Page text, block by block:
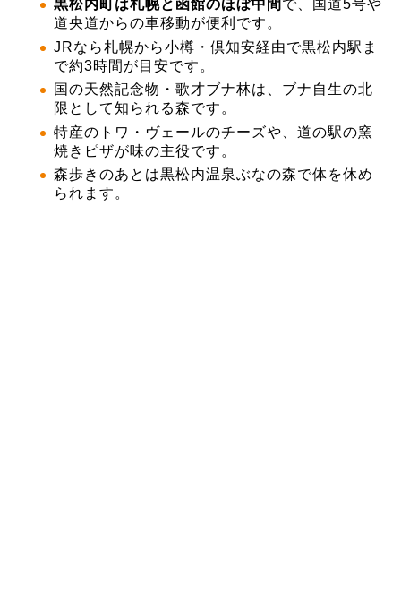
黒松内町は札幌と函館のほぼ中間 で、国道5号や
道央道からの車移動が便利です。
JRなら札幌から小樽・倶知安経由で黒松内駅ま
で約3時間が目安です。
国の天然記念物・歌才ブナ林は、ブナ自生の北
限として知られる森です。
特産のトワ・ヴェールのチーズや、道の駅の窯
焼きピザが味の主役です。
森歩きのあとは黒松内温泉ぶなの森で体を休め
られます。